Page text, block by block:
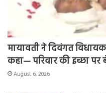
मायावती ने दिवंगत
कहा— परिवार की इच्छा
August 6, 2026